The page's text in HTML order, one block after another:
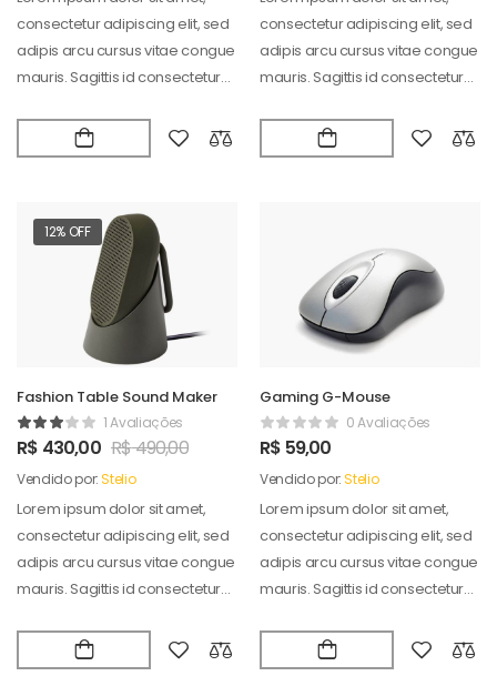
consectetur adipiscing elit, sed
adipis arcu cursus vitae congue
mauris. Sagittis id consectetur
consectetur adipiscing elit, sed
adipis arcu cursus vitae congue
mauris. Sagittis id consectetur
12% OFF
Fashion Table Sound Maker
1 Avaliações
R$ 430,00 R$490,00
Vendido por:Stelio
Lorem ipsum dolor sit amet,
consectetur adipiscing elit, sed
adipis arcu cursus vitae congue
mauris. Sagittis id consectetur
Gaming G-Mouse
0 Avaliações
R$ 59,00
Vendido por:Stelio
Lorem ipsum dolor sit amet,
consectetur adipiscing elit, sed
adipis arcu cursus vitae congue
mauris. Sagittis id consectetur